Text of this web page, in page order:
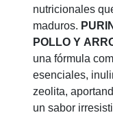
nutricionales
maduros.
POLLO Y
una fórmula
esenciales,
zeolita,
un sabor